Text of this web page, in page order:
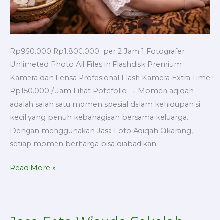
Rp950.000 Rp1.800.000 per 2 Jam 1 Fotografer
Unlimeted Photo All Files in Flashdisk Premium
Kamera dan Lensa Profesional Flash Kamera Extra Time
Rp150.000 / Jam Lihat Potofolio → Momen aqiqah
adalah salah satu momen spesial dalam kehidupan si
kecil yang penuh kebahagiaan bersama keluarga.
Dengan menggunakan Jasa Foto Aqiqah Cikarang,
setiap momen berharga bisa diabadikan
Read More »